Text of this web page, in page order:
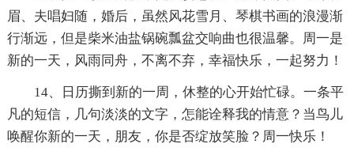
眉、夫唱妇随，婚后，虽然风花雪月、琴棋书画的浪漫渐
行渐远，但是柴米油盐锅碗瓢盆交响曲也很温馨。周一是
新的一天，风雨同舟，不离不弃，幸福快乐，一起努力！
14、日历撕到新的一周，休整的心开始忙碌。一条平
凡的短信，几句淡淡的文字，怎能诠释我的情意？当鸟儿
唤醒你新的一天，朋友，你是否绽放笑脸？周一快乐！